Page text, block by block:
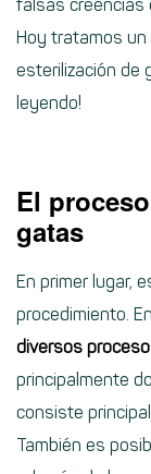
falsas creencias
Hoy tratamos un
esterilización de
leyendo!
El
gatas
En primer lugar,
procedimiento.
diversos
principalmente
consiste
También es